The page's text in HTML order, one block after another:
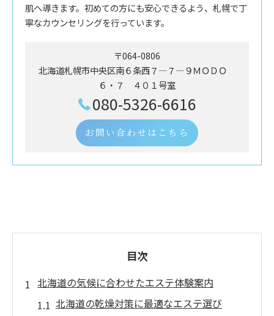
肌へ導きます。初めての方にも安心できるよう、札幌で丁
寧なカウンセリングを行っています。
〒064-0806
北海道札幌市中央区南６条西７―７―９ＭＯＤＯ
６・７ ４０１号室
080-5326-6616
お問い合わせはこちら
目次
北海道の気候に合わせたエステ体験案内
北海道の乾燥対策に最適なエステ選び